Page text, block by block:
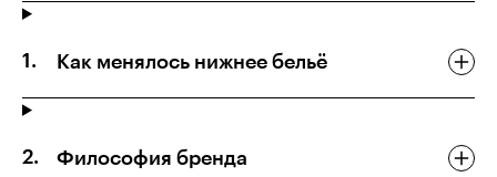
Как менялось нижнее бельё
Философия бренда